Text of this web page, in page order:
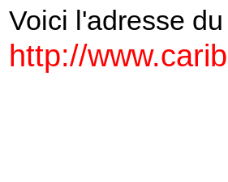
Voici l'adresse
http://